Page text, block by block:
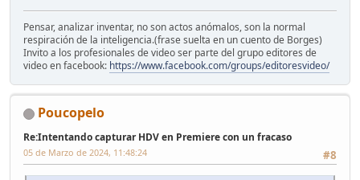
Pensar, analizar inventar, no son actos anómalos, son la normal
respiración de la inteligencia.(frase suelta en un cuento de Borges)
Invito a los profesionales de video ser parte del grupo editores de
video en facebook: https://www.facebook.com/groups/editoresvideo/
Poucopelo
Re:Intentando capturar HDV en Premiere con un fracaso
#8
05 de Marzo de 2024, 11:48:24